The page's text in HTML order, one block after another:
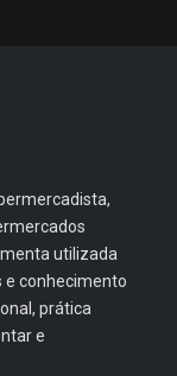
utilizada
conhecimento
prática
e